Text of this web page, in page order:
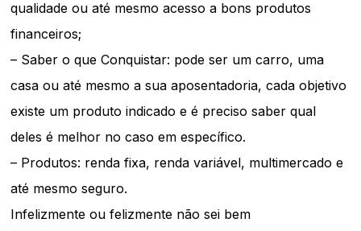
qualidade ou até mesmo acesso a bons produtos
financeiros;
– Saber o que Conquistar: pode ser um carro, uma
casa ou até mesmo a sua aposentadoria, cada objetivo
existe um produto indicado e é preciso saber qual
deles é melhor no caso em específico.
– Produtos: renda fixa, renda variável, multimercado e
até mesmo seguro.
Infelizmente ou felizmente não sei bem